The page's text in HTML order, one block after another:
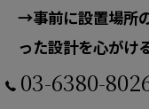
→事前に設置場所
った設計を心がけ
03-6380-